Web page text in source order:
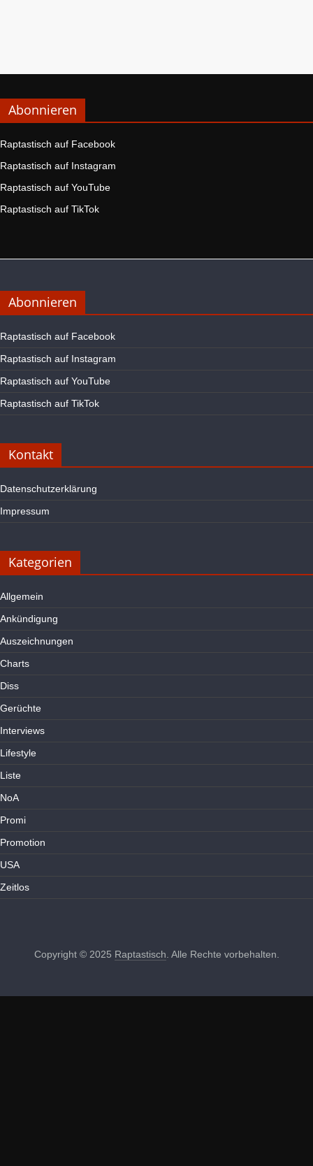
Abonnieren
Raptastisch auf Facebook
Raptastisch auf Instagram
Raptastisch auf YouTube
Raptastisch auf TikTok
Abonnieren
Raptastisch auf Facebook
Raptastisch auf Instagram
Raptastisch auf YouTube
Raptastisch auf TikTok
Kontakt
Datenschutzerklärung
Impressum
Kategorien
Allgemein
Ankündigung
Auszeichnungen
Charts
Diss
Gerüchte
Interviews
Lifestyle
Liste
NoA
Promi
Promotion
USA
Zeitlos
Copyright © 2025 Raptastisch . Alle Rechte vorbehalten.